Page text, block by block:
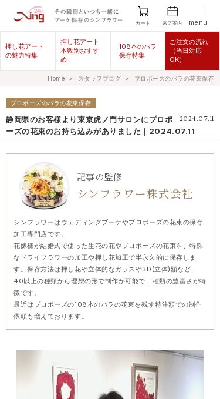
カート 来店案内 menu
押し花アート
の魅力特集
押し花アート
本数別おすす
め
108本のバラ
保存特集
ご注文の流れ
（当日対応
OK）
Home ＞ スタッフブログ ＞ プロポーズのバラの花束保存
プロポーズのバラの花束保存
2024.07.11
静岡県のお客様より東京虎ノ門サロンにプロポ
ーズの花束のお持ち込みがありました｜2024.07.11
記事の監修
シンフラワー株式会社
シンフラワーはウェディングブーケやプロポーズの花束の保存
加工専門店です。
花嫁様が結婚式で使った生花の花やプロポーズの花束を、特殊
なドライフラワーの加工や押し花加工で半永久的に保存しま
す。保存方法は押し花や立体的なガラスや3D(立体)額など、
40以上の種類から理想の形で制作が可能で、種類の豊富さが特
徴です。
最近はプロポーズの108本のバラの花束を残す特注額での制作
依頼も増えております。